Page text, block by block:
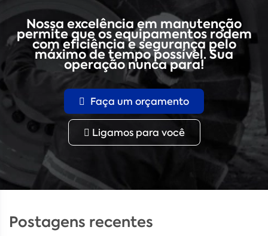
Nossa excelência em manutenção
permite que os equipamentos rodem
com eficiência e segurança pelo
máximo de tempo possível. Sua
operação nunca para!
Faça um orçamento
Ligamos para você
Postagens recentes